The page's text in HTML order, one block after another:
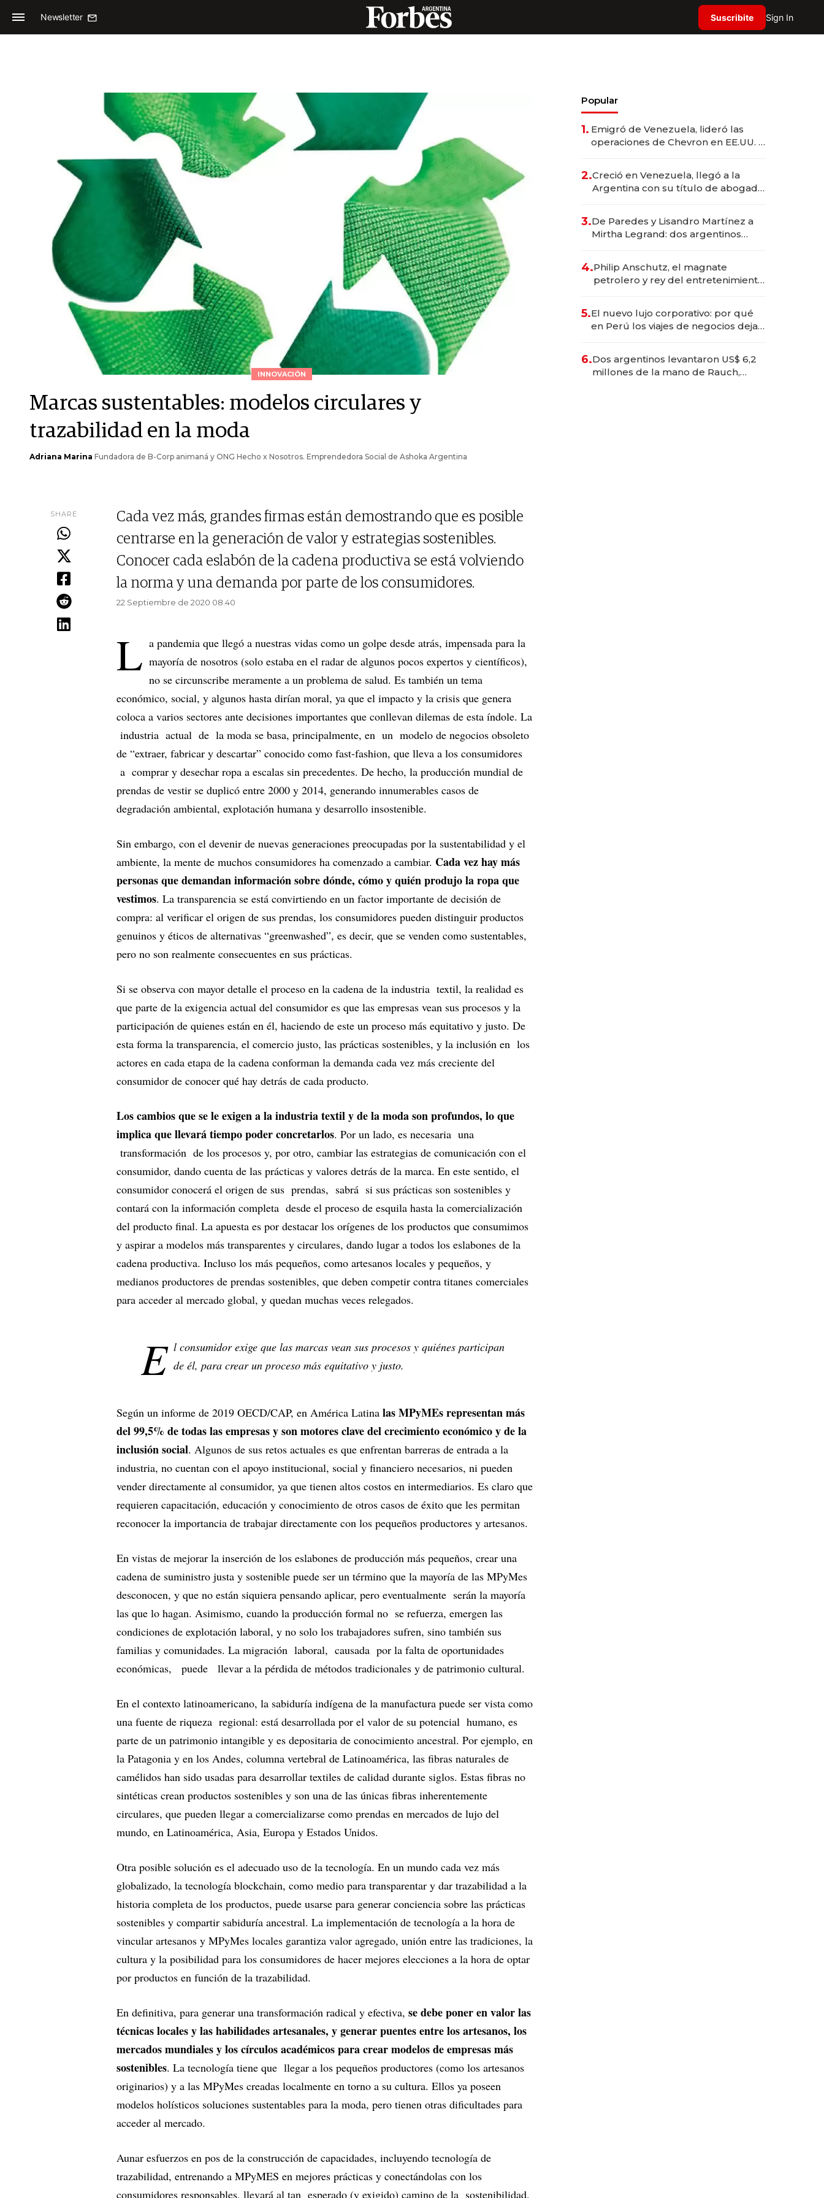
Newsletter Suscribite Sign In
INNOVACIÓN
Marcas sustentables: modelos circulares y
trazabilidad en la moda
Adriana Marina Fundadora de B-Corp animaná y ONG Hecho x Nosotros. Emprendedora Social de Ashoka Argentina
SHARE
Cada vez más, grandes firmas están demostrando que es posible
centrarse en la generación de valor y estrategias sostenibles.
Conocer cada eslabón de la cadena productiva se está volviendo
la norma y una demanda por parte de los consumidores.
22 Septiembre de 2020 08.40
L a pandemia que llegó a nuestras vidas como un golpe desde atrás, impensada para la
mayoría de nosotros (solo estaba en el radar de algunos pocos expertos y científicos),
no se circunscribe meramente a un problema de salud. Es también un tema
económico, social, y algunos hasta dirían moral, ya que el impacto y la crisis que genera
coloca a varios sectores ante decisiones importantes que conllevan dilemas de esta índole. La
industria actual de la moda se basa, principalmente, en un modelo de negocios obsoleto
de “extraer, fabricar y descartar” conocido como fast-fashion, que lleva a los consumidores
a comprar y desechar ropa a escalas sin precedentes. De hecho, la producción mundial de
prendas de vestir se duplicó entre 2000 y 2014, generando innumerables casos de
degradación ambiental, explotación humana y desarrollo insostenible.
Sin embargo, con el devenir de nuevas generaciones preocupadas por la sustentabilidad y el
ambiente, la mente de muchos consumidores ha comenzado a cambiar. Cada vez hay más
personas que demandan información sobre dónde, cómo y quién produjo la ropa que
vestimos. La transparencia se está convirtiendo en un factor importante de decisión de
compra: al verificar el origen de sus prendas, los consumidores pueden distinguir productos
genuinos y éticos de alternativas “greenwashed”, es decir, que se venden como sustentables,
pero no son realmente consecuentes en sus prácticas.
Si se observa con mayor detalle el proceso en la cadena de la industria textil, la realidad es
que parte de la exigencia actual del consumidor es que las empresas vean sus procesos y la
participación de quienes están en él, haciendo de este un proceso más equitativo y justo. De
esta forma la transparencia, el comercio justo, las prácticas sostenibles, y la inclusión en los
actores en cada etapa de la cadena conforman la demanda cada vez más creciente del
consumidor de conocer qué hay detrás de cada producto.
Los cambios que se le exigen a la industria textil y de la moda son profundos, lo que
implica que llevará tiempo poder concretarlos. Por un lado, es necesaria una
transformación de los procesos y, por otro, cambiar las estrategias de comunicación con el
consumidor, dando cuenta de las prácticas y valores detrás de la marca. En este sentido, el
consumidor conocerá el origen de sus prendas, sabrá si sus prácticas son sostenibles y
contará con la información completa desde el proceso de esquila hasta la comercialización
del producto final. La apuesta es por destacar los orígenes de los productos que consumimos
y aspirar a modelos más transparentes y circulares, dando lugar a todos los eslabones de la
cadena productiva. Incluso los más pequeños, como artesanos locales y pequeños, y
medianos productores de prendas sostenibles, que deben competir contra titanes comerciales
para acceder al mercado global, y quedan muchas veces relegados.
E l consumidor exige que las marcas vean sus procesos y quiénes participan
de él, para crear un proceso más equitativo y justo.
Según un informe de 2019 OECD/CAP, en América Latina las MPyMEs representan más
del 99,5% de todas las empresas y son motores clave del crecimiento económico y de la
inclusión social. Algunos de sus retos actuales es que enfrentan barreras de entrada a la
industria, no cuentan con el apoyo institucional, social y financiero necesarios, ni pueden
vender directamente al consumidor, ya que tienen altos costos en intermediarios. Es claro que
requieren capacitación, educación y conocimiento de otros casos de éxito que les permitan
reconocer la importancia de trabajar directamente con los pequeños productores y artesanos.
En vistas de mejorar la inserción de los eslabones de producción más pequeños, crear una
cadena de suministro justa y sostenible puede ser un término que la mayoría de las MPyMes
desconocen, y que no están siquiera pensando aplicar, pero eventualmente serán la mayoría
las que lo hagan. Asimismo, cuando la producción formal no se refuerza, emergen las
condiciones de explotación laboral, y no solo los trabajadores sufren, sino también sus
familias y comunidades. La migración laboral, causada por la falta de oportunidades
económicas, puede llevar a la pérdida de métodos tradicionales y de patrimonio cultural.
En el contexto latinoamericano, la sabiduría indígena de la manufactura puede ser vista como
una fuente de riqueza regional: está desarrollada por el valor de su potencial humano, es
parte de un patrimonio intangible y es depositaria de conocimiento ancestral. Por ejemplo, en
la Patagonia y en los Andes, columna vertebral de Latinoamérica, las fibras naturales de
camélidos han sido usadas para desarrollar textiles de calidad durante siglos. Estas fibras no
sintéticas crean productos sostenibles y son una de las únicas fibras inherentemente
circulares, que pueden llegar a comercializarse como prendas en mercados de lujo del
mundo, en Latinoamérica, Asia, Europa y Estados Unidos.
Otra posible solución es el adecuado uso de la tecnología. En un mundo cada vez más
globalizado, la tecnología blockchain, como medio para transparentar y dar trazabilidad a la
historia completa de los productos, puede usarse para generar conciencia sobre las prácticas
sostenibles y compartir sabiduría ancestral. La implementación de tecnología a la hora de
vincular artesanos y MPyMes locales garantiza valor agregado, unión entre las tradiciones, la
cultura y la posibilidad para los consumidores de hacer mejores elecciones a la hora de optar
por productos en función de la trazabilidad.
En definitiva, para generar una transformación radical y efectiva, se debe poner en valor las
técnicas locales y las habilidades artesanales, y generar puentes entre los artesanos, los
mercados mundiales y los círculos académicos para crear modelos de empresas más
sostenibles. La tecnología tiene que llegar a los pequeños productores (como los artesanos
originarios) y a las MPyMes creadas localmente en torno a su cultura. Ellos ya poseen
modelos holísticos soluciones sustentables para la moda, pero tienen otras dificultades para
acceder al mercado.
Aunar esfuerzos en pos de la construcción de capacidades, incluyendo tecnología de
trazabilidad, entrenando a MPyMES en mejores prácticas y conectándolas con los
consumidores responsables, llevará al tan esperado (y exigido) camino de la sostenibilidad.
Popular
1. Emigró de Venezuela, lideró las
operaciones de Chevron en EE.UU. y
2.Creció en Venezuela, llegó a la
Argentina con su título de abogado
marcas "fast premium"
3.De Paredes y Lisandro Martínez a
Mirtha Legrand: dos argentinos
4.Philip Anschutz, el magnate
petrolero y rey del entretenimiento
5.El nuevo lujo corporativo: por qué
en Perú los viajes de negocios dejan
en experiencias transformadoras
6.Dos argentinos levantaron US$ 6,2
millones de la mano de Rauch,